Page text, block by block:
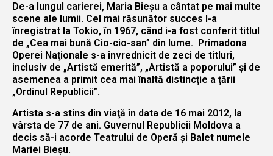
De-a lungul carierei, Maria Bieşu a cântat pe mai multe
scene ale lumii. Cel mai răsunător succes l-a
înregistrat la Tokio, în 1967, când i-a fost conferit titlul
de „Cea mai bună Cio-cio-san” din lume. Primadona
Operei Naţionale s-a învrednicit de zeci de titluri,
inclusiv de „Artistă emerită”, „Artistă a poporului” şi de
asemenea a primit cea mai înaltă distincție a țării
„Ordinul Republicii”.
Artista s-a stins din viaţă în data de 16 mai 2012, la
vârsta de 77 de ani. Guvernul Republicii Moldova a
decis să-i acorde Teatrului de Operă și Balet numele
Mariei Bieșu.